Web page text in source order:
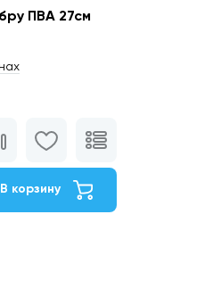
ПВА 27см
В корзину